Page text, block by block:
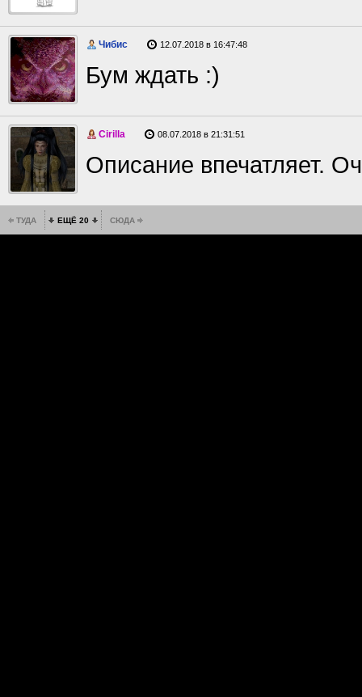
Чибис 12.07.2018 в 16:47:48
Бум ждать :)
Cirilla 08.07.2018 в 21:31:51
Описание впечатляет.
ТУДА ЕЩЁ 20 СЮДА